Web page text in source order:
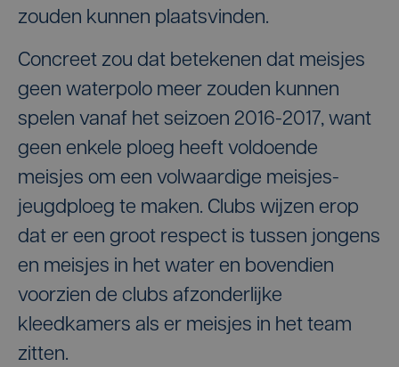
zouden kunnen plaatsvinden.
Concreet zou dat betekenen dat meisjes
geen waterpolo meer zouden kunnen
spelen vanaf het seizoen 2016-2017, want
geen enkele ploeg heeft voldoende
meisjes om een volwaardige meisjes-
jeugdploeg te maken. Clubs wijzen erop
dat er een groot respect is tussen jongens
en meisjes in het water en bovendien
voorzien de clubs afzonderlijke
kleedkamers als er meisjes in het team
zitten.